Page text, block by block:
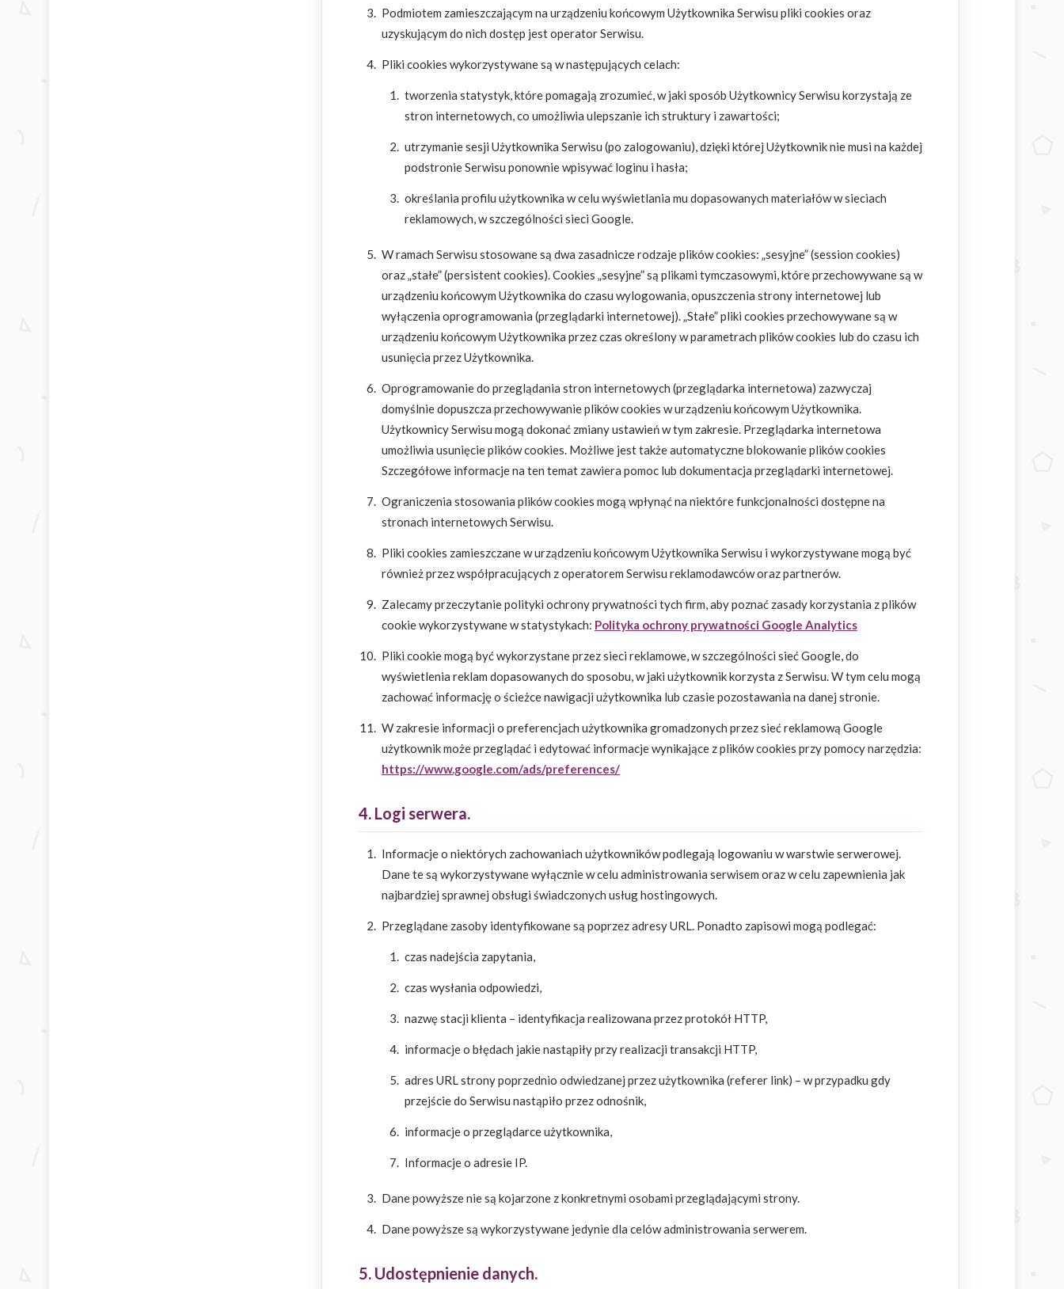
Podmiotem zamieszczającym na urządzeniu końcowym Użytkownika Serwisu pliki cookies oraz
uzyskującym do nich dostęp jest operator Serwisu.
Pliki cookies wykorzystywane są w następujących celach:
tworzenia statystyk, które pomagają zrozumieć, w jaki sposób Użytkownicy Serwisu korzystają ze
stron internetowych, co umożliwia ulepszanie ich struktury i zawartości;
utrzymanie sesji Użytkownika Serwisu (po zalogowaniu), dzięki której Użytkownik nie musi na każdej
podstronie Serwisu ponownie wpisywać loginu i hasła;
określania profilu użytkownika w celu wyświetlania mu dopasowanych materiałów w sieciach
reklamowych, w szczególności sieci Google.
W ramach Serwisu stosowane są dwa zasadnicze rodzaje plików cookies: „sesyjne” (session cookies)
oraz „stałe” (persistent cookies). Cookies „sesyjne” są plikami tymczasowymi, które przechowywane są w
urządzeniu końcowym Użytkownika do czasu wylogowania, opuszczenia strony internetowej lub
wyłączenia oprogramowania (przeglądarki internetowej). „Stałe” pliki cookies przechowywane są w
urządzeniu końcowym Użytkownika przez czas określony w parametrach plików cookies lub do czasu ich
usunięcia przez Użytkownika.
Oprogramowanie do przeglądania stron internetowych (przeglądarka internetowa) zazwyczaj
domyślnie dopuszcza przechowywanie plików cookies w urządzeniu końcowym Użytkownika.
Użytkownicy Serwisu mogą dokonać zmiany ustawień w tym zakresie. Przeglądarka internetowa
umożliwia usunięcie plików cookies. Możliwe jest także automatyczne blokowanie plików cookies
Szczegółowe informacje na ten temat zawiera pomoc lub dokumentacja przeglądarki internetowej.
Ograniczenia stosowania plików cookies mogą wpłynąć na niektóre funkcjonalności dostępne na
stronach internetowych Serwisu.
Pliki cookies zamieszczane w urządzeniu końcowym Użytkownika Serwisu i wykorzystywane mogą być
również przez współpracujących z operatorem Serwisu reklamodawców oraz partnerów.
Zalecamy przeczytanie polityki ochrony prywatności tych firm, aby poznać zasady korzystania z plików
cookie wykorzystywane w statystykach: Polityka ochrony prywatności Google Analytics
Pliki cookie mogą być wykorzystane przez sieci reklamowe, w szczególności sieć Google, do
wyświetlenia reklam dopasowanych do sposobu, w jaki użytkownik korzysta z Serwisu. W tym celu mogą
zachować informację o ścieżce nawigacji użytkownika lub czasie pozostawania na danej stronie.
W zakresie informacji o preferencjach użytkownika gromadzonych przez sieć reklamową Google
użytkownik może przeglądać i edytować informacje wynikające z plików cookies przy pomocy narzędzia:
https://www.google.com/ads/preferences/
4. Logi serwera.
Informacje o niektórych zachowaniach użytkowników podlegają logowaniu w warstwie serwerowej.
Dane te są wykorzystywane wyłącznie w celu administrowania serwisem oraz w celu zapewnienia jak
najbardziej sprawnej obsługi świadczonych usług hostingowych.
Przeglądane zasoby identyfikowane są poprzez adresy URL. Ponadto zapisowi mogą podlegać:
czas nadejścia zapytania,
czas wysłania odpowiedzi,
nazwę stacji klienta – identyfikacja realizowana przez protokół HTTP,
informacje o błędach jakie nastąpiły przy realizacji transakcji HTTP,
adres URL strony poprzednio odwiedzanej przez użytkownika (referer link) – w przypadku gdy
przejście do Serwisu nastąpiło przez odnośnik,
informacje o przeglądarce użytkownika,
Informacje o adresie IP.
Dane powyższe nie są kojarzone z konkretnymi osobami przeglądającymi strony.
Dane powyższe są wykorzystywane jedynie dla celów administrowania serwerem.
5. Udostępnienie danych.